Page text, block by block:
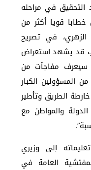
التحقيق في مراحله
قويا أكثر من
وأضاف الزهري، في تصريح
قد يشهد استعراض
سيعرف مفاجآت من
المسؤولين الكبار
الطريق وتأطير
والمواطن مع
إلى وزيري
العامة في